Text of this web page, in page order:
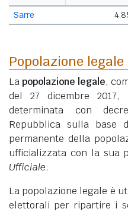
Sarre
Popolazione
Lapopolazione legale,
del 27 dicembre
determinata con
Repubblica sulla base
permanente della
ufficializzata con la sua
Ufficiale.
La popolazione legale è
elettorali per ripartire i